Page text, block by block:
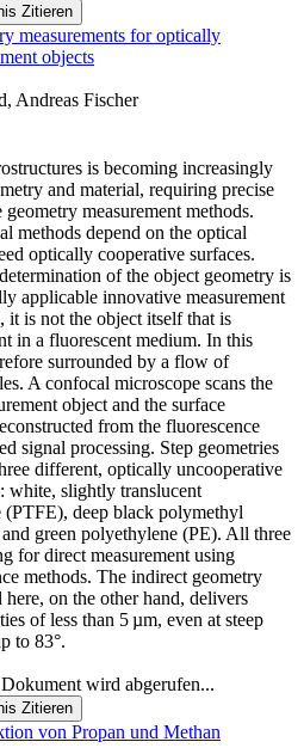
Zitieren
measurements for optically
objects
Andreas Fischer
is becoming increasingly
and material, requiring precise
measurement methods.
methods depend on the optical
optically cooperative surfaces.
of the object geometry is
applicable innovative measurement
it is not the object itself that is
in a fluorescent medium. In this
surrounded by a flow of
A confocal microscope scans the
object and the surface
from the fluorescence
signal processing. Step geometries
different, optically uncooperative
white, slightly translucent
deep black polymethyl
green polyethylene (PE). All three
for direct measurement using
methods. The indirect geometry
here, on the other hand, delivers
of less than 5 µm, even at steep
to 83°.
wird abgerufen...
Zitieren
von Propan und Methan